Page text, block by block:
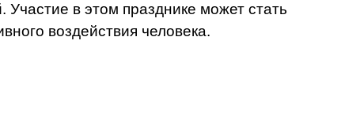
в этом празднике может стать
воздействия человека.